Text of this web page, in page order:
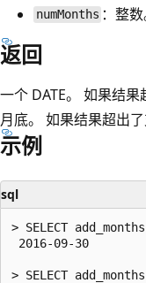
numMonths ：整数
返回
一个 DATE。 如果结
月底。 如果结果超出
示例
sql
> SELECT
2016-09-30
> SELECT